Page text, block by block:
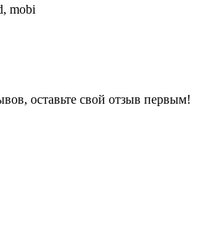
mobi
оставьте свой отзыв первым!